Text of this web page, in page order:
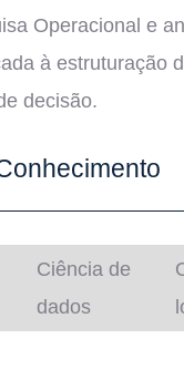
Operacional e
à estruturação
decisão.
Ciência de
dados